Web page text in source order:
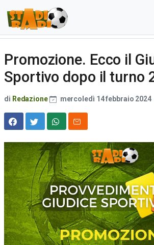
Promozione. Ecco il
Sportivo dopo il turno
di Redazione mercoledì 14 febbraio 2024